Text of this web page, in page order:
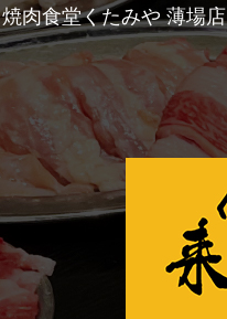
焼肉食堂くたみや 薄場店